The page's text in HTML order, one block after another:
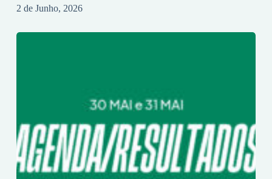
2 de Junho, 2026